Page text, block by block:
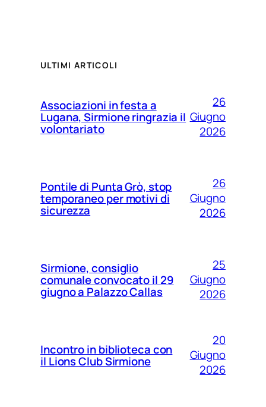
ULTIMI ARTICOLI
Associazioni in festa a
Lugana, Sirmione ringrazia il
volontariato
26
Giugno
2026
Pontile di Punta Grò, stop
temporaneo per motivi di
sicurezza
26
Giugno
2026
Sirmione, consiglio
comunale convocato il 29
giugno a Palazzo Callas
25
Giugno
2026
Incontro in biblioteca con
il Lions Club Sirmione
20
Giugno
2026